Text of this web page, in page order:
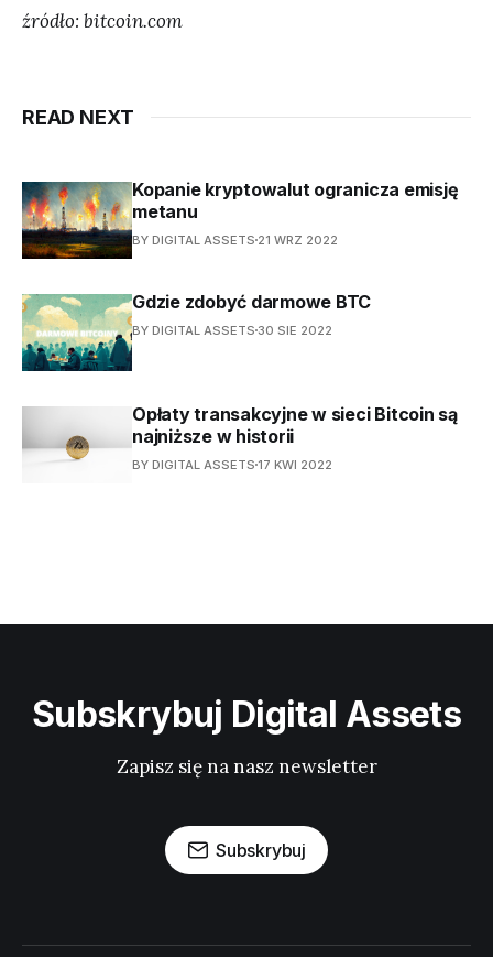
źródło: bitcoin.com
READ NEXT
Kopanie kryptowalut ogranicza emisję
metanu
BY DIGITAL ASSETS 21 WRZ 2022
Gdzie zdobyć darmowe BTC
BY DIGITAL ASSETS 30 SIE 2022
Opłaty transakcyjne w sieci Bitcoin są
najniższe w historii
BY DIGITAL ASSETS 17 KWI 2022
Subskrybuj Digital Assets
Zapisz się na nasz newsletter
Subskrybuj